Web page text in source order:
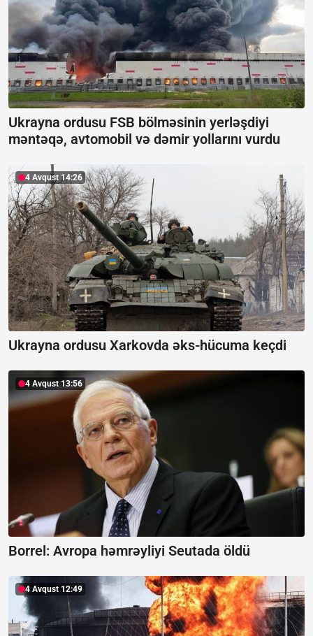
Ukrayna ordusu FSB bölməsinin yerləşdiyi
məntəqə, avtomobil və dəmir yollarını vurdu
4 Avqust 14:26
Ukrayna ordusu Xarkovda əks-hücuma keçdi
4 Avqust 13:56
Borrel: Avropa həmrəyliyi Seutada öldü
4 Avqust 12:49